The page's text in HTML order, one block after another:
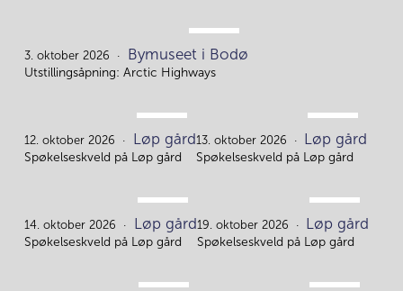
3.
3. oktober 2026 Bymuseet i Bodø
Utstillingsåpning: Arctic Highways
12.
12. oktober 2026 Løp gård
Spøkelseskveld på Løp gård
13.
13. oktober 2026 Løp gård
Spøkelseskveld på Løp gård
14.
14. oktober 2026 Løp gård
Spøkelseskveld på Løp gård
19.
19. oktober 2026 Løp gård
Spøkelseskveld på Løp gård